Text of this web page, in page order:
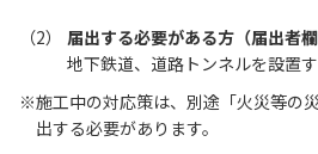
届出する必要がある方（届出者欄
地下鉄道、道路トンネルを設置
施工中の対応策は、別途「火災等の
出する必要があります。